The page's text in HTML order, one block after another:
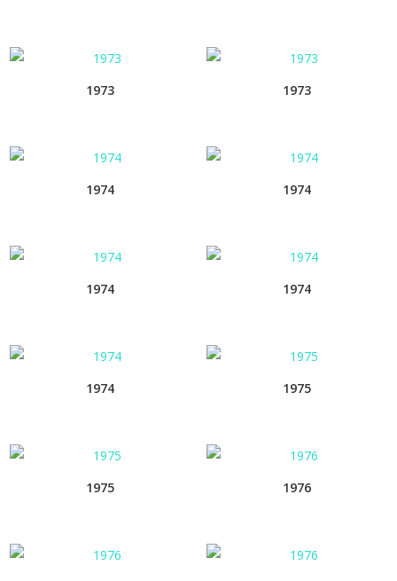
1973 1973
1974 1974
1974 1974
1974 1975
1975 1976